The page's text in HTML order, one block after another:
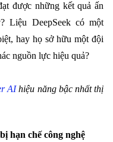
được những kết quả ấn
Liệu DeepSeek có một
hay họ sở hữu một đội
nguồn lực hiệu quả?
AIhiệu năng bậc nhất thị
hạn chế công nghệ